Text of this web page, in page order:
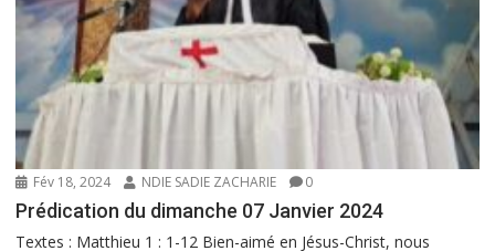
Fév 18, 2024 NDIE SADIE ZACHARIE 0
Prédication du dimanche 07 Janvier 2024
Textes : Matthieu 1 : 1-12 Bien-aimé en Jésus-Christ, nous